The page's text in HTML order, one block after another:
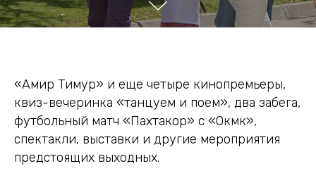
«Амир Тимур» и еще четыре кинопремьеры,
квиз-вечеринка «танцуем и поем», два забега,
футбольный матч «Пахтакор» с «Окмк»,
спектакли, выставки и другие мероприятия
предстоящих выходных.